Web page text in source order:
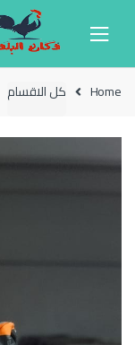
Home كل الاقسام